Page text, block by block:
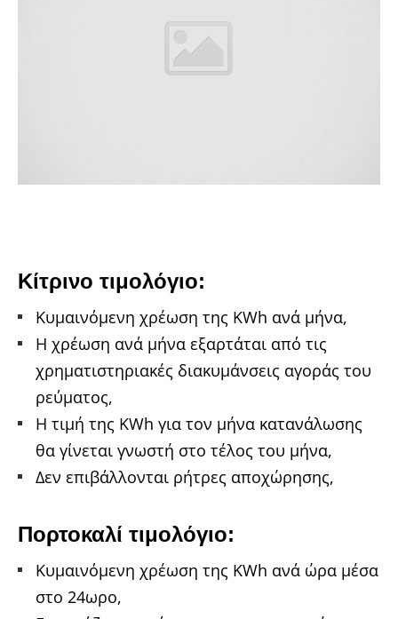
Κίτρινο τιμολόγιο:
Κυμαινόμενη χρέωση της KWh ανά μήνα,
Η χρέωση ανά μήνα εξαρτάται από τις
χρηματιστηριακές διακυμάνσεις αγοράς του
ρεύματος,
Η τιμή της KWh για τον μήνα κατανάλωσης
θα γίνεται γνωστή στο τέλος του μήνα,
Δεν επιβάλλονται ρήτρες αποχώρησης,
Πορτοκαλί τιμολόγιο:
Κυμαινόμενη χρέωση της KWh ανά ώρα μέσα
στο 24ωρο,